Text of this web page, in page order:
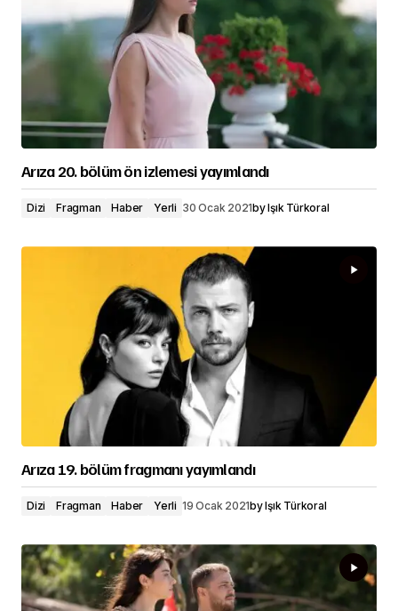
Arıza 20. bölüm ön izlemesi yayımlandı
Dizi Fragman Haber Yerli 30 Ocak 2021byIşık Türkoral
Arıza 19. bölüm fragmanı yayımlandı
Dizi Fragman Haber Yerli 19 Ocak 2021byIşık Türkoral